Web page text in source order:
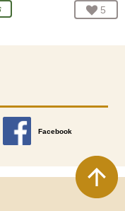
お気
5
Facebook
別のウィンドウで開きます